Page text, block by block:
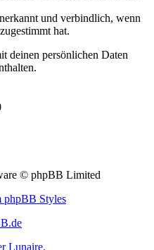
und verbindlich, wenn
hat.
deinen persönlichen Daten
© phpBB Limited
phpBB Styles
Lunaire.